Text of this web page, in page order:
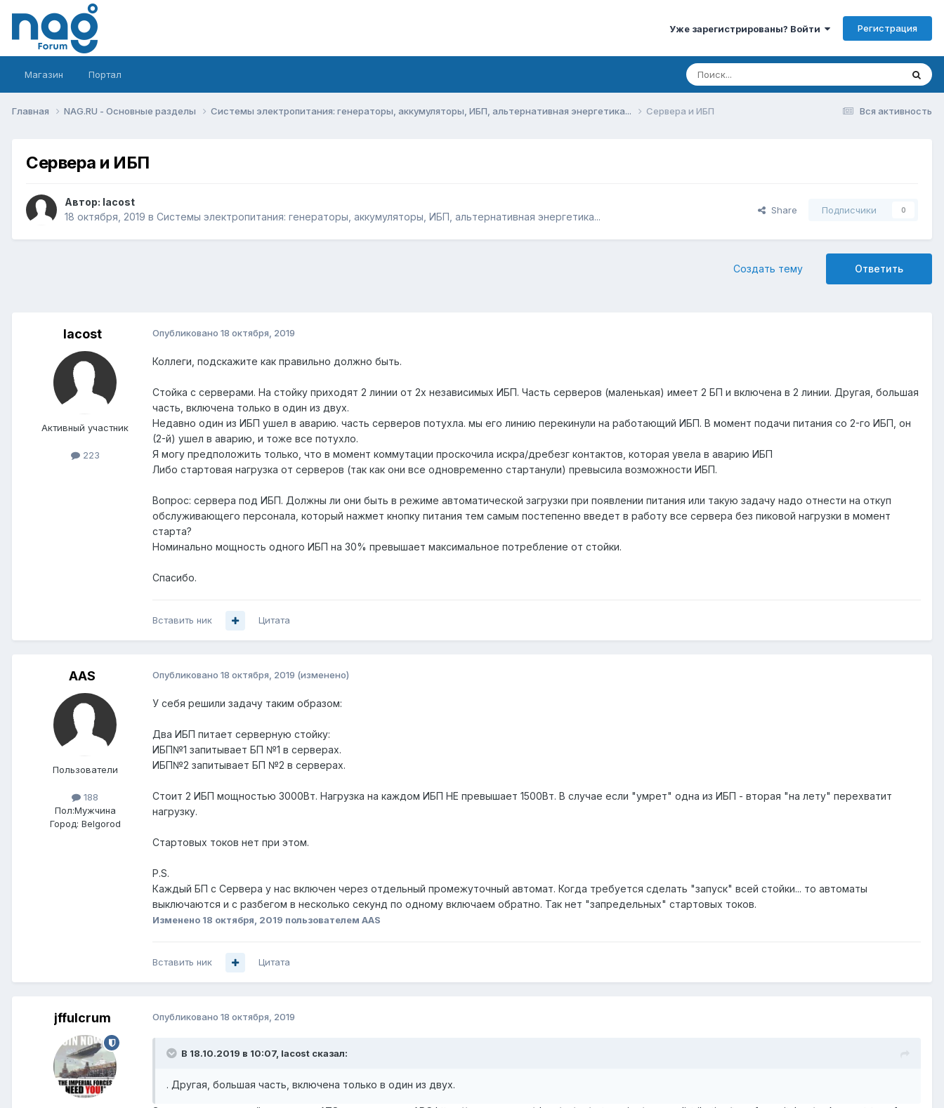
Уже зарегистрированы? Войти Регистрация
Магазин Портал
Вся активность
Главная NAG.RU - Основные разделы Системы электропитания: генераторы, аккумуляторы, ИБП, альтернативная энергетика... Сервера и ИБП
Сервера и ИБП
Автор: lacost
18 октября, 2019 в Системы электропитания: генераторы, аккумуляторы, ИБП, альтернативная энергетика...
Share Подписчики 0
Ответить
Создать тему
lacost
Активный участник
223
Опубликовано 18 октября, 2019
Коллеги, подскажите как правильно должно быть.
Стойка с серверами. На стойку приходят 2 линии от 2х независимых ИБП. Часть серверов (маленькая) имеет 2 БП и включена в 2 линии. Другая, большая
часть, включена только в один из двух.
Недавно один из ИБП ушел в аварию. часть серверов потухла. мы его линию перекинули на работающий ИБП. В момент подачи питания со 2-го ИБП, он
(2-й) ушел в аварию, и тоже все потухло.
Я могу предположить только, что в момент коммутации проскочила искра/дребезг контактов, которая увела в аварию ИБП
Либо стартовая нагрузка от серверов (так как они все одновременно стартанули) превысила возможности ИБП.
Вопрос: сервера под ИБП. Должны ли они быть в режиме автоматической загрузки при появлении питания или такую задачу надо отнести на откуп
обслуживающего персонала, который нажмет кнопку питания тем самым постепенно введет в работу все сервера без пиковой нагрузки в момент
старта?
Номинально мощность одного ИБП на 30% превышает максимальное потребление от стойки.
Спасибо.
Вставить ник Цитата
AAS
Пользователи
188
Пол:Мужчина
Город: Belgorod
Опубликовано 18 октября, 2019 (изменено)
У себя решили задачу таким образом:
Два ИБП питает серверную стойку:
ИБП№1 запитывает БП №1 в серверах.
ИБП№2 запитывает БП №2 в серверах.
Стоит 2 ИБП мощностью 3000Вт. Нагрузка на каждом ИБП НЕ превышает 1500Вт. В случае если "умрет" одна из ИБП - вторая "на лету" перехватит
нагрузку.
Стартовых токов нет при этом.
P.S.
Каждый БП с Сервера у нас включен через отдельный промежуточный автомат. Когда требуется сделать "запуск" всей стойки... то автоматы
выключаются и с разбегом в несколько секунд по одному включаем обратно. Так нет "запредельных" стартовых токов.
Изменено 18 октября, 2019 пользователем AAS
Вставить ник Цитата
jffulcrum Опубликовано 18 октября, 2019
В 18.10.2019 в 10:07, lacost сказал:
. Другая, большая часть, включена только в один из двух.